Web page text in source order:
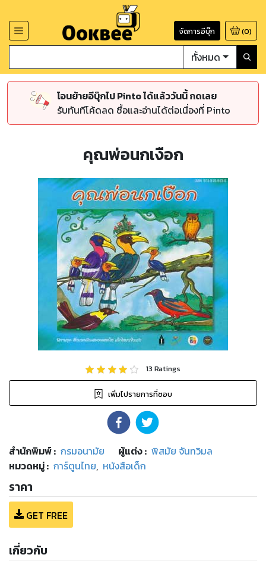
จัดการอีบุ๊ก (0)
ทั้งหมด
โอนย้ายอีบุ๊กไป Pinto ได้แล้ววันนี้ กดเลย
รับทันทีโค้ดลด ซื้อและอ่านได้ต่อเนื่องที่ Pinto
คุณพ่อนกเงือก
13 Ratings
เพิ่มไปรายการที่ชอบ
สำนักพิมพ์: กรมอนามัย ผู้แต่ง : พิสมัย จันทวิมล
หมวดหมู่: การ์ตูนไทย, หนังสือเด็ก
ราคา
GET FREE
เกี่ยวกับ